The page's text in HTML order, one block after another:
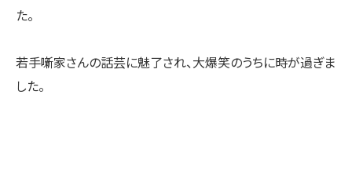
た。
若手噺家さんの話芸に魅了され、大爆笑のうちに時が過ぎま
した。